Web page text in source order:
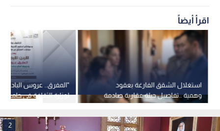
اقرأ أيضاً
"المفرق.. عروس
لوزارة الثقافة في جامعة
استغلال الشقق الفارغة بعقود
وهمية ..تفاصيل حيلة عقارية صادمة
في عمان
2